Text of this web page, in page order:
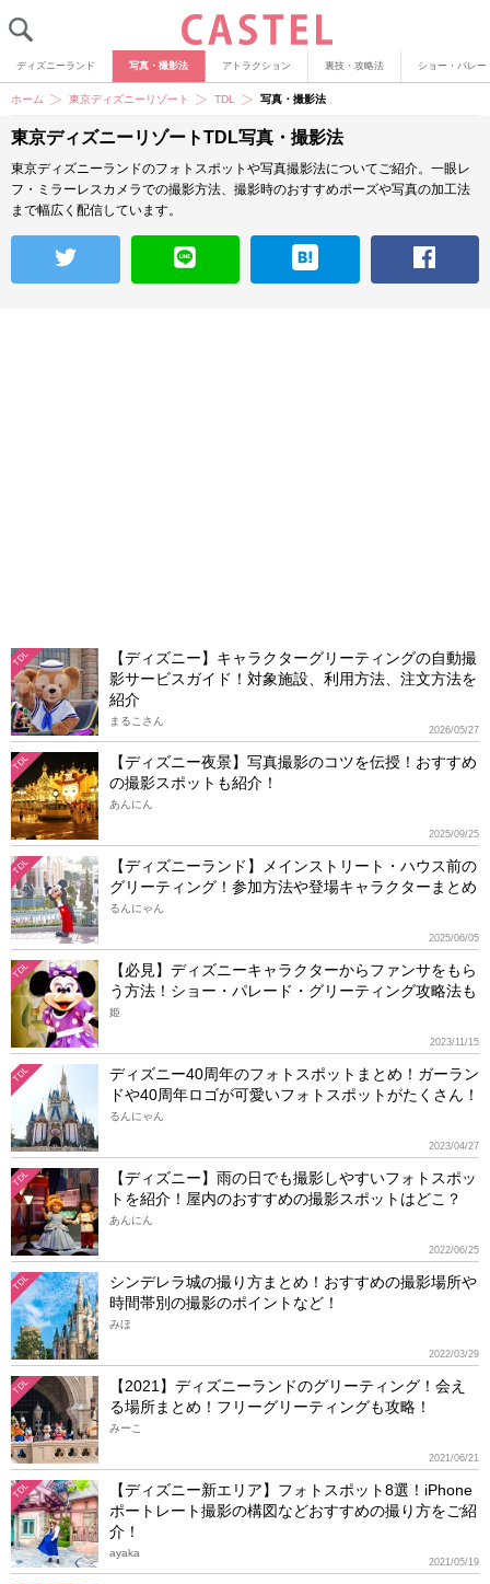
ディズニーランド 写真・撮影法 アトラクション 裏技・攻略法 ショー・パレー
ホーム 東京ディズニーリゾート TDL 写真・撮影法
東京ディズニーリゾートTDL写真・撮影法
東京ディズニーランドのフォトスポットや写真撮影法についてご紹介。一眼レ
フ・ミラーレスカメラでの撮影方法、撮影時のおすすめポーズや写真の加工法
まで幅広く配信しています。
TDL
【ディズニー】キャラクターグリーティングの自動撮
影サービスガイド！対象施設、利用方法、注文方法を
紹介
2026/05/27
まるこさん
TDL
【ディズニー夜景】写真撮影のコツを伝授！おすすめ
の撮影スポットも紹介！
2025/09/25
あんにん
TDL
【ディズニーランド】メインストリート・ハウス前の
グリーティング！参加方法や登場キャラクターまとめ
2025/06/05
るんにゃん
TDL
【必見】ディズニーキャラクターからファンサをもら
う方法！ショー・パレード・グリーティング攻略法も
2023/11/15
姫
TDL
ディズニー40周年のフォトスポットまとめ！ガーラン
ドや40周年ロゴが可愛いフォトスポットがたくさん！
2023/04/27
るんにゃん
TDL
【ディズニー】雨の日でも撮影しやすいフォトスポッ
トを紹介！屋内のおすすめの撮影スポットはどこ？
2022/06/25
あんにん
TDL
シンデレラ城の撮り方まとめ！おすすめの撮影場所や
時間帯別の撮影のポイントなど！
2022/03/29
みほ
TDL
【2021】ディズニーランドのグリーティング！会え
る場所まとめ！フリーグリーティングも攻略！
2021/06/21
みーこ
TDL
【ディズニー新エリア】フォトスポット8選！iPhone
ポートレート撮影の構図などおすすめの撮り方をご紹
介！
2021/05/19
ayaka